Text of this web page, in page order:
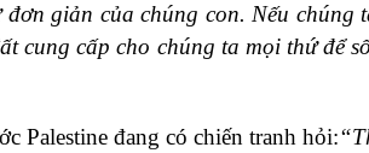
giản của chúng con. Nếu chúng
cung cấp cho chúng ta mọi thứ để
Palestine đang có chiến tranh hỏi: